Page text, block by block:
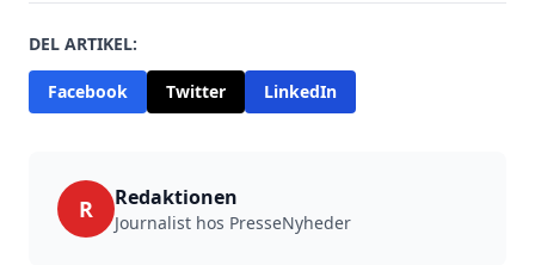
DEL ARTIKEL:
Facebook Twitter LinkedIn
R Redaktionen
Journalist hos PresseNyheder